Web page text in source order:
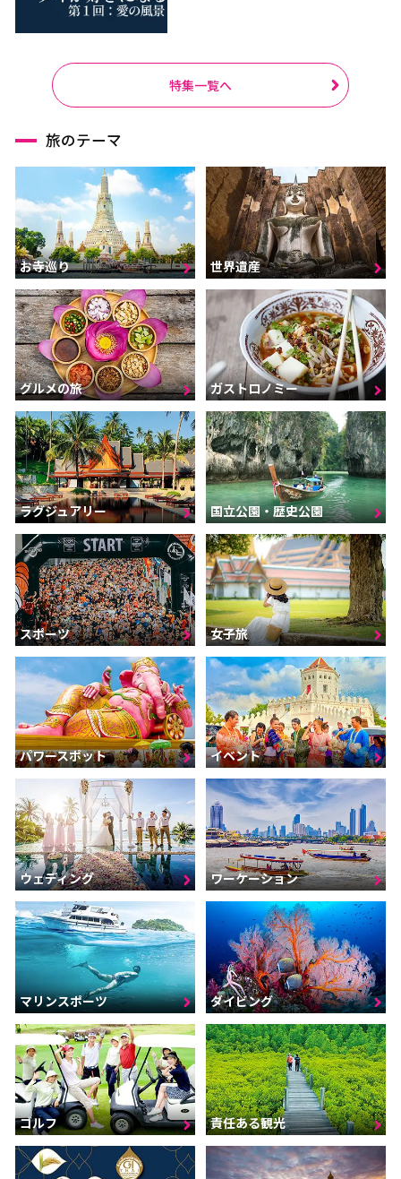
特集一覧へ
旅のテーマ
お寺巡り 世界遺産
グルメの旅 ガストロノミー
ラグジュアリー 国立公園・歴史公園
スポーツ 女子旅
パワースポット イベント
ウェディング ワーケーション
マリンスポーツ ダイビング
ゴルフ 責任ある観光